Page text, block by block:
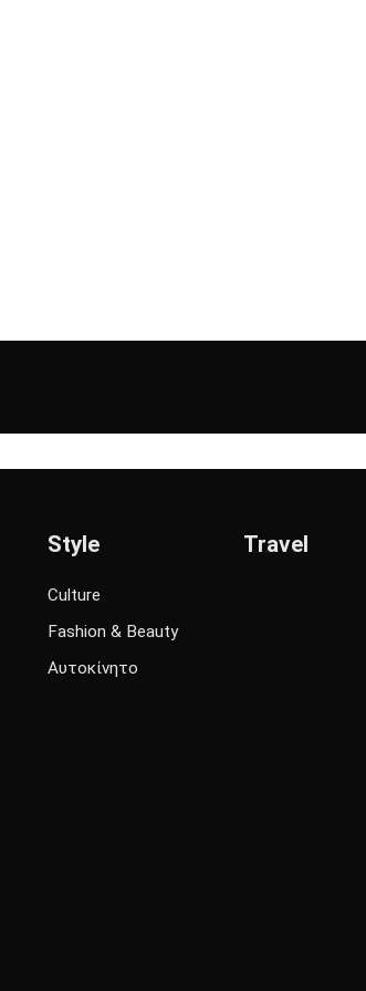
Style
Culture
Fashion & Beauty
Αυτοκίνητο
Travel